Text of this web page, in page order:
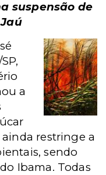
suspensão de
a
restringe a
sendo
Ibama. Todas